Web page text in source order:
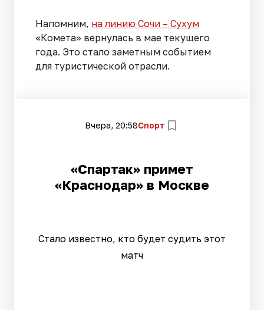
Напомним, на линию Сочи – Сухум
«Комета» вернулась в мае текущего
года. Это стало заметным событием
для туристической отрасли.
Вчера, 20:58Спорт
«Спартак» примет
«Краснодар» в Москве
Стало известно, кто будет судить этот
матч